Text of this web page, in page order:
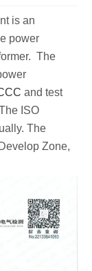
is an
power
The
and test
ISO
The
Zone,